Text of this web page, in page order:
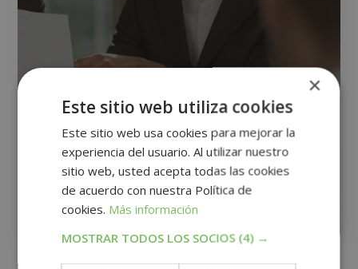
Maestría Internacional en Gestión de
Recursos Humanos Por Competencias
×
Este sitio web utiliza cookies
Este sitio web usa cookies para mejorar la
experiencia del usuario. Al utilizar nuestro
sitio web, usted acepta todas las cookies
de acuerdo con nuestra Política de
cookies. Más información
MOSTRAR TODOS LOS SOCIOS (4) →